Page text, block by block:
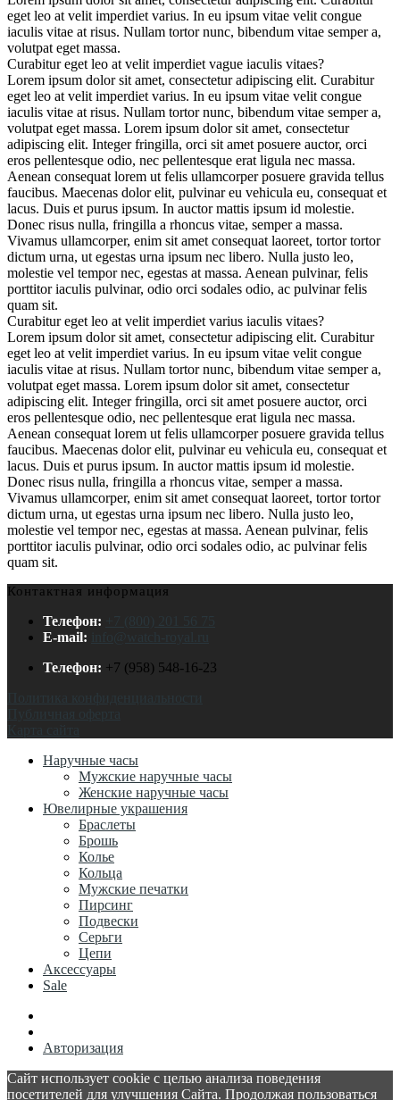
eget leo at velit imperdiet varius. In eu ipsum vitae velit congue
iaculis vitae at risus. Nullam tortor nunc, bibendum vitae semper a,
volutpat eget massa.
Curabitur eget leo at velit imperdiet vague iaculis vitaes?
Lorem ipsum dolor sit amet, consectetur adipiscing elit. Curabitur
eget leo at velit imperdiet varius. In eu ipsum vitae velit congue
iaculis vitae at risus. Nullam tortor nunc, bibendum vitae semper a,
volutpat eget massa. Lorem ipsum dolor sit amet, consectetur
adipiscing elit. Integer fringilla, orci sit amet posuere auctor, orci
eros pellentesque odio, nec pellentesque erat ligula nec massa.
Aenean consequat lorem ut felis ullamcorper posuere gravida tellus
faucibus. Maecenas dolor elit, pulvinar eu vehicula eu, consequat et
lacus. Duis et purus ipsum. In auctor mattis ipsum id molestie.
Donec risus nulla, fringilla a rhoncus vitae, semper a massa.
Vivamus ullamcorper, enim sit amet consequat laoreet, tortor tortor
dictum urna, ut egestas urna ipsum nec libero. Nulla justo leo,
molestie vel tempor nec, egestas at massa. Aenean pulvinar, felis
porttitor iaculis pulvinar, odio orci sodales odio, ac pulvinar felis
quam sit.
Curabitur eget leo at velit imperdiet varius iaculis vitaes?
Lorem ipsum dolor sit amet, consectetur adipiscing elit. Curabitur
eget leo at velit imperdiet varius. In eu ipsum vitae velit congue
iaculis vitae at risus. Nullam tortor nunc, bibendum vitae semper a,
volutpat eget massa. Lorem ipsum dolor sit amet, consectetur
adipiscing elit. Integer fringilla, orci sit amet posuere auctor, orci
eros pellentesque odio, nec pellentesque erat ligula nec massa.
Aenean consequat lorem ut felis ullamcorper posuere gravida tellus
faucibus. Maecenas dolor elit, pulvinar eu vehicula eu, consequat et
lacus. Duis et purus ipsum. In auctor mattis ipsum id molestie.
Donec risus nulla, fringilla a rhoncus vitae, semper a massa.
Vivamus ullamcorper, enim sit amet consequat laoreet, tortor tortor
dictum urna, ut egestas urna ipsum nec libero. Nulla justo leo,
molestie vel tempor nec, egestas at massa. Aenean pulvinar, felis
porttitor iaculis pulvinar, odio orci sodales odio, ac pulvinar felis
quam sit.
Контактная информация
Телефон:
+7 (800) 201 56 75
E-mail:
Телефон: +7 (958) 548-16-23
Карта сайта
Наручные часы
Мужские наручные часы
Женские наручные часы
Ювелирные украшения
Браслеты
Брошь
Колье
Кольца
Мужские печатки
Пирсинг
Подвески
Серьги
Цепи
Аксессуары
Sale
Авторизация
Сайт использует cookie с целью анализа поведения
посетителей для улучшения Сайта. Продолжая пользоваться